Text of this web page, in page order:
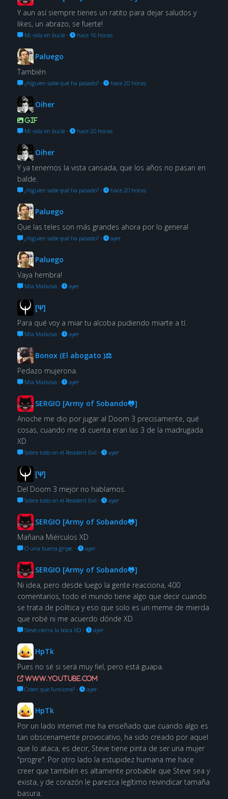
Y aun así siempre tienes un ratito para dejar saludos y
likes, un abrazo, se fuerte!
Mi vida en bucle· hace 16 horas
Paluego
También
¿Alguien sabe qué ha pasado?· hace 20 horas
Oiher
GIF
Mi vida en bucle· hace 20 horas
Oiher
Y ya tenemos la vista cansada, que los años no pasan en
balde.
¿Alguien sabe qué ha pasado?· hace 20 horas
Paluego
Que las teles son más grandes ahora por lo general
¿Alguien sabe qué ha pasado?· ayer
Paluego
Vaya hembra!
Mia Malkova · ayer
[Ψ]
Para qué voy a miar tu alcoba pudiendo miarte a tí.
Mia Malkova · ayer
Bonox (El abogato )⚖
Pedazo mujerona.
Mia Malkova · ayer
SERGIO [Army of Sobando🐸]
Anoche me dio por jugar al Doom 3 precisamente, qué
cosas, cuando me di cuenta eran las 3 de la madrugada
XD
Sobre todo en el Resident Evil · ayer
[Ψ]
Del Doom 3 mejor no hablamos.
Sobre todo en el Resident Evil · ayer
SERGIO [Army of Sobando🐸]
Mañana Miérculos XD
O una buena gripe. · ayer
SERGIO [Army of Sobando🐸]
Ni idea, pero desde luego la gente reacciona, 400
comentarios, todo el mundo tiene algo que decir cuando
se trata de política y eso que solo es un meme de mierda
que robé ni me acuerdo dónde XD
Steve cierra la boca XD · ayer
HpTk
Pues no sé si será muy fiel, pero está guapa.
www.youtube.com
Creen que funcione?· ayer
HpTk
Por un lado internet me ha enseñado que cuando algo es
tan obscenamente provocativo, ha sido creado por aquel
que lo ataca, es decir, Steve tiene pinta de ser una mujer
"progre". Por otro lado la estupidez humana me hace
creer que también es altamente probable que Steve sea y
exista, y de corazón le parezca legítimo reivindicar tamaña
basura.